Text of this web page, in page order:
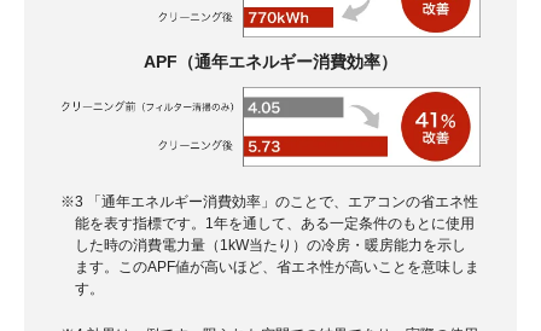
APF（通年エネルギー消費効率）
※3 「通年エネルギー消費効率」のことで、エアコンの省エネ性
能を表す指標です。1年を通して、ある一定条件のもとに使用
した時の消費電力量（1kW当たり）の冷房・暖房能力を示し
ます。このAPF値が高いほど、省エネ性が高いことを意味しま
す。